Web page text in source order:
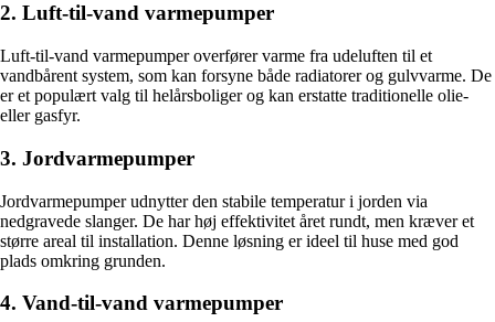
2. Luft-til-vand varmepumper
Luft-til-vand varmepumper overfører varme fra udeluften til et
vandbårent system, som kan forsyne både radiatorer og gulvvarme. De
er et populært valg til helårsboliger og kan erstatte traditionelle olie-
eller gasfyr.
3. Jordvarmepumper
Jordvarmepumper udnytter den stabile temperatur i jorden via
nedgravede slanger. De har høj effektivitet året rundt, men kræver et
større areal til installation. Denne løsning er ideel til huse med god
plads omkring grunden.
4. Vand-til-vand varmepumper